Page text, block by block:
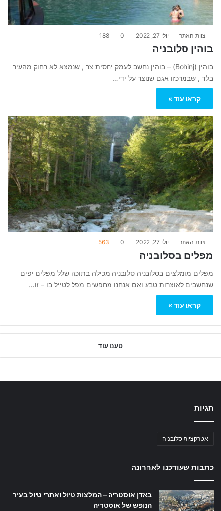
צוות האתר יולי 27, 2022 0
188
בוהין סלובניה
בוהין (Bohinj) – בוהין נחשב לעמק יחסית צר , שנמצא לא רחוק מהעיר
בלד , שבמרכזו אגם שנוצר על ידי…
קראו עוד »
צוות האתר יולי 27, 2022 0
563
מפלים בסלובניה
מפלים מומלצים בסלובניה סלובניה מכילה בתוכה שלל מפלים יפים
שנחשבים לאוצרות טבע ואם אנחנו מחפשים מפל לטייל בו – זו…
קראו עוד »
טענו עוד
תגיות
אטרקציות סלובניה
כתבות שעודכנו לאחרונה
באדן אוסטריה – המלצות טיול ואתרי טיול בעיר
הנופש של אוסטריה